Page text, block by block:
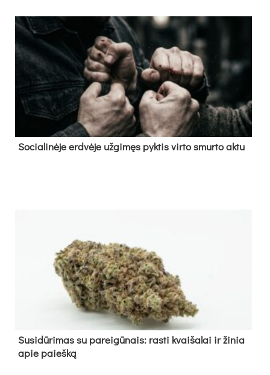
So­cia­li­nė­je erd­vė­je už­gi­męs pyk­tis vir­to smur­to ak­tu
Su­si­dū­ri­mas su pa­rei­gū­nais: ras­ti kvai­ša­lai ir ži­nia
apie paieš­ką